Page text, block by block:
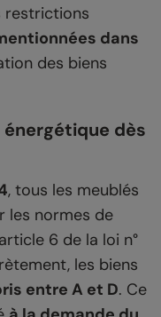
restrictions
dans
des biens
dès
, tous les meublés
les normes de
6 de la loi n°
les biens
entre A et D. Ce